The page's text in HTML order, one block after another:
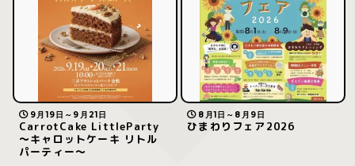
9月19日～9月21日
CarrotCake LittleParty
～キャロットケーキ リトル
パーティー～
8月1日～8月9日
ひまわりフェア2026